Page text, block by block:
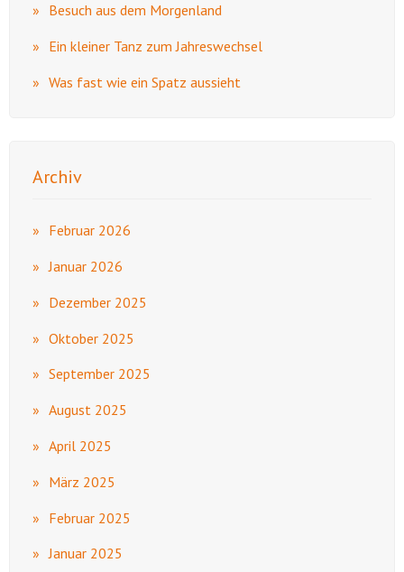
Besuch aus dem Morgenland
Ein kleiner Tanz zum Jahreswechsel
Was fast wie ein Spatz aussieht
Archiv
Februar 2026
Januar 2026
Dezember 2025
Oktober 2025
September 2025
August 2025
April 2025
März 2025
Februar 2025
Januar 2025